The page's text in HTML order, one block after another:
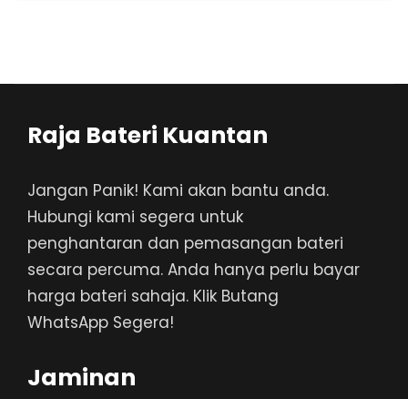
Raja Bateri Kuantan
Jangan Panik! Kami akan bantu anda.
Hubungi kami segera untuk
penghantaran dan pemasangan bateri
secara percuma. Anda hanya perlu bayar
harga bateri sahaja. Klik Butang
WhatsApp Segera!
Jaminan